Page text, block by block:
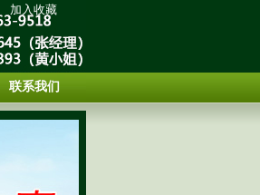
加入收藏
联系我们